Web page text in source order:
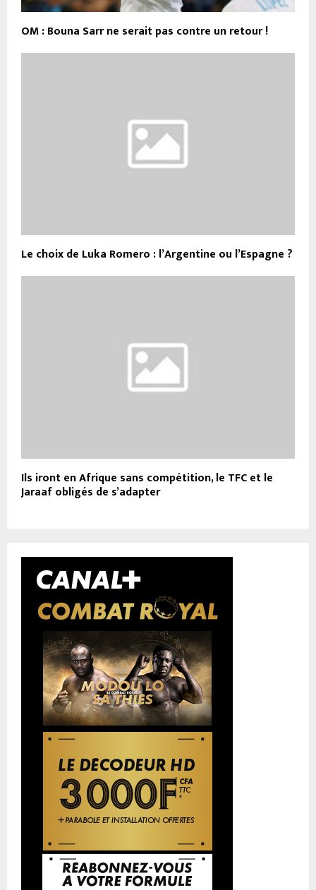
OM : Bouna Sarr ne serait pas contre un retour !
Le choix de Luka Romero : l’Argentine ou l’Espagne ?
Ils iront en Afrique sans compétition, le TFC et le
Jaraaf obligés de s’adapter